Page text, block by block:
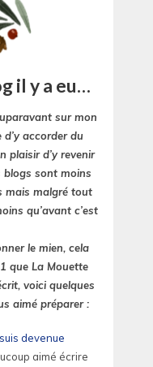
il y a eu…
sur mon
accorder du
plaisir d’y revenir
blogs sont moins
mais malgré tout
qu’avant c’est
le mien, cela
que La Mouette
voici quelques
aimé préparer :
devenue
aimé écrire